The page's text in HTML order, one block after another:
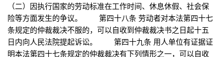
（二）因执行国家的劳动标准在工作时间、休息休假、社会保
险等方面发生的争议。 第四十八条 劳动者对本法第四十七
条规定的仲裁裁决不服的，可以自收到仲裁裁决书之日起十五
日内向人民法院提起诉讼。 第四十九条 用人单位有证据证
明本法第四十七条规定的仲裁裁决有下列情形之一，可以自收